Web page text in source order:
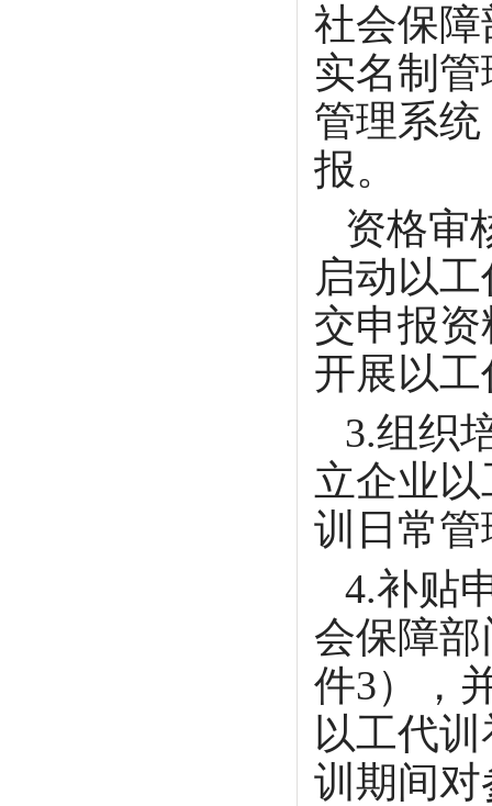
社会保
实名制
管理系统
报。
资格审
启动以
交申报
开展以
3.组织
立企业
训日常
4.补贴
会保障
件3），
以工代
训期间